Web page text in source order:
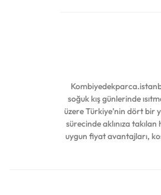
Bdr
Beizen
Beko
soğuk kış günlerinde
üzere Türkiye’nin dört bir
sürecinde aklınıza
uygun fiyat avantajları,